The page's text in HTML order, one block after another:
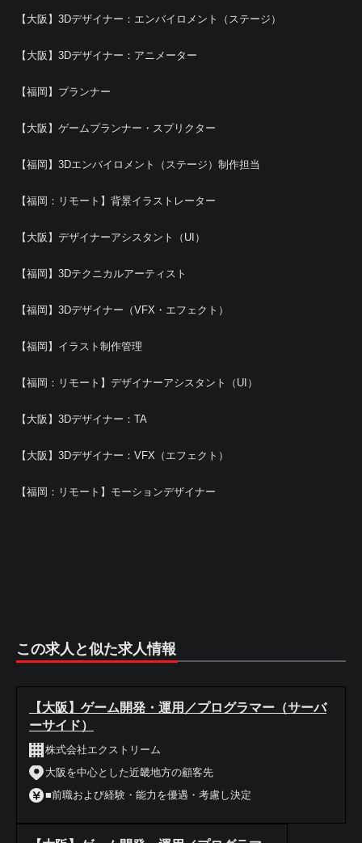
【大阪】3Dデザイナー：エンバイロメント（ステージ）
【大阪】3Dデザイナー：アニメーター
【福岡】プランナー
【大阪】ゲームプランナー・スプリクター
【福岡】3Dエンバイロメント（ステージ）制作担当
【福岡：リモート】背景イラストレーター
【大阪】デザイナーアシスタント（UI）
【福岡】3Dテクニカルアーティスト
【福岡】3Dデザイナー（VFX・エフェクト）
【福岡】イラスト制作管理
【福岡：リモート】デザイナーアシスタント（UI）
【大阪】3Dデザイナー：TA
【大阪】3Dデザイナー：VFX（エフェクト）
【福岡：リモート】モーションデザイナー
この求人と似た求人情報
【大阪】ゲーム開発・運用／プログラマー（サーバ
ーサイド）
株式会社エクストリーム
大阪を中心とした近畿地方の顧客先
■前職および経験・能力を優遇・考慮し決定